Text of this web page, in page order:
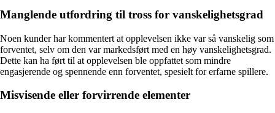
Manglende utfordring til tross for vanskelighetsgrad
Noen kunder har kommentert at opplevelsen ikke var så vanskelig som
forventet, selv om den var markedsført med en høy vanskelighetsgrad.
Dette kan ha ført til at opplevelsen ble oppfattet som mindre
engasjerende og spennende enn forventet, spesielt for erfarne spillere.
Misvisende eller forvirrende elementer